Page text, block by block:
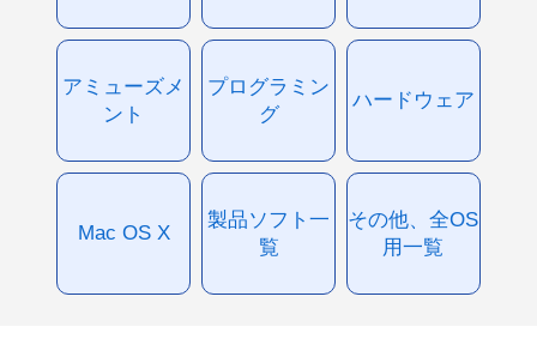
アミューズメ
ント
プログラミン
グ
ハードウェア
Mac OS X
製品ソフト一
覧
その他、全OS
用一覧